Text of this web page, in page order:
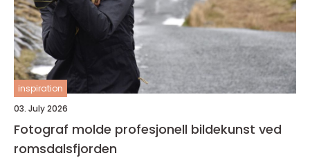
inspiration
03. July 2026
Fotograf molde profesjonell bildekunst ved
romsdalsfjorden